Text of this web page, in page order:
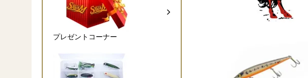
プレゼントコーナー